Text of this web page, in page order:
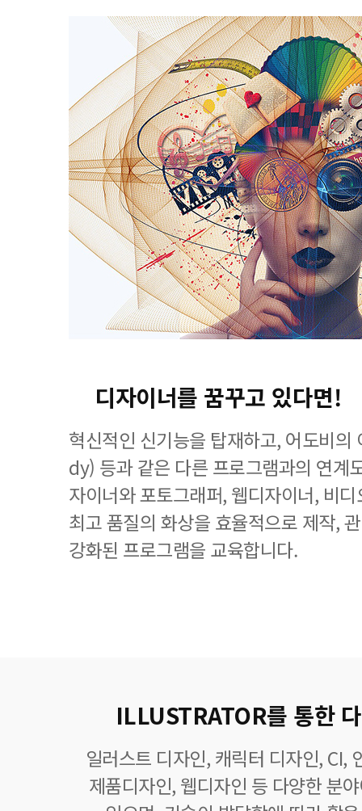
디자이너를 꿈꾸고 있다면!
혁신적인 신기능을 탑재하고, 어도비
dy) 등과 같은 다른 프로그램과의 연계
자이너와 포토그래퍼, 웹디자이너, 비
최고 품질의 화상을 효율적으로 제작,
강화된 프로그램을 교육합니다.
ILLUSTRATOR를 통한
일러스트 디자인, 캐릭터 디자인, CI,
제품디자인, 웹디자인 등 다양한 분